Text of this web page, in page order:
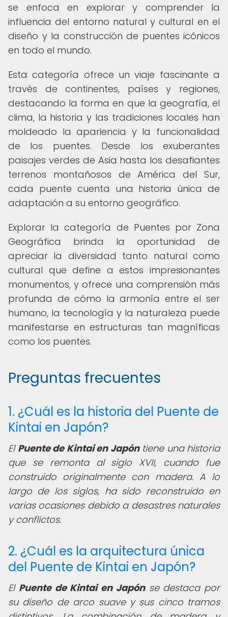
se enfoca en explorar y comprender la
influencia del entorno natural y cultural en el
diseño y la construcción de puentes icónicos
en todo el mundo.
Esta categoría ofrece un viaje fascinante a
través de continentes, países y regiones,
destacando la forma en que la geografía, el
clima, la historia y las tradiciones locales han
moldeado la apariencia y la funcionalidad
de los puentes. Desde los exuberantes
paisajes verdes de Asia hasta los desafiantes
terrenos montañosos de América del Sur,
cada puente cuenta una historia única de
adaptación a su entorno geográfico.
Explorar la categoría de Puentes por Zona
Geográfica brinda la oportunidad de
apreciar la diversidad tanto natural como
cultural que define a estos impresionantes
monumentos, y ofrece una comprensión más
profunda de cómo la armonía entre el ser
humano, la tecnología y la naturaleza puede
manifestarse en estructuras tan magníficas
como los puentes.
Preguntas frecuentes
1. ¿Cuál es la historia del Puente de
Kintai en Japón?
El Puente de Kintai en Japóntiene una historia
que se remonta al siglo XVII, cuando fue
construido originalmente con madera. A lo
largo de los siglos, ha sido reconstruido en
varias ocasiones debido a desastres naturales
y conflictos.
2. ¿Cuál es la arquitectura única
del Puente de Kintai en Japón?
El Puente de Kintai en Japónse destaca por
su diseño de arco suave y sus cinco tramos